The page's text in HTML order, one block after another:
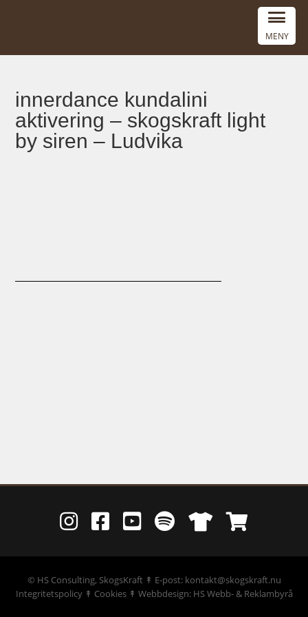
MENY
innerdance kundalini
aktivering – skogskraft light
by siren – Ludvika
© HS Consulting, SkogsKraft↟ E-post: kontakt@skogskraft.nu
Integritetspolicy↟ Cookies↟ Webbdesign: HS Webb- & Reklambyrå